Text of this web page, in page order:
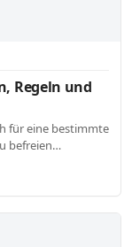
Regeln und
für eine bestimmte
befreien…